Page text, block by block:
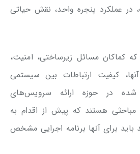
در عملکرد پنجره واحد، نقش حیاتی
کماکان مسائل زیرساختی، امنیت،
کیفیت ارتباطات بین سیستمی
شده در حوزه ارائه سرویس‌های
مباحثی هستند که پیش از اقدام به
باید برای آنها برنامه اجرایی مشخص